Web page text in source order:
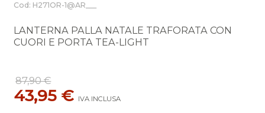
Cod: H271OR-1@AR___
LANTERNA PALLA NATALE TRAFORATA CON
CUORI E PORTA TEA-LIGHT
87,90 €
43,95 € IVA INCLUSA